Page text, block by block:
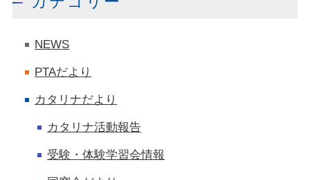
NEWS
PTAだより
カタリナだより
カタリナ活動報告
受験・体験学習会情報